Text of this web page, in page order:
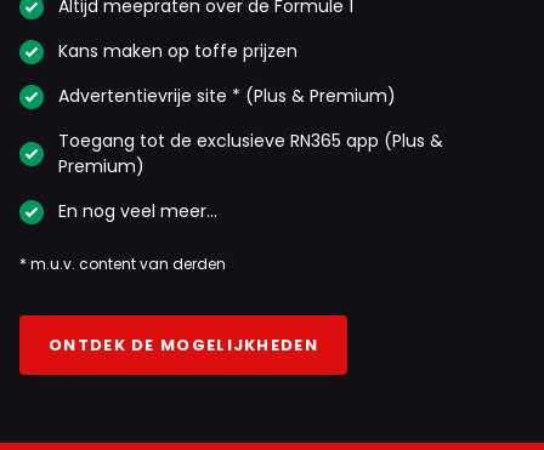
Altijd meepraten over de Formule 1
Kans maken op toffe prijzen
Advertentievrije site * (Plus & Premium)
Toegang tot de exclusieve RN365 app (Plus &
Premium)
En nog veel meer…
* m.u.v. content van derden
ONTDEK DE MOGELIJKHEDEN